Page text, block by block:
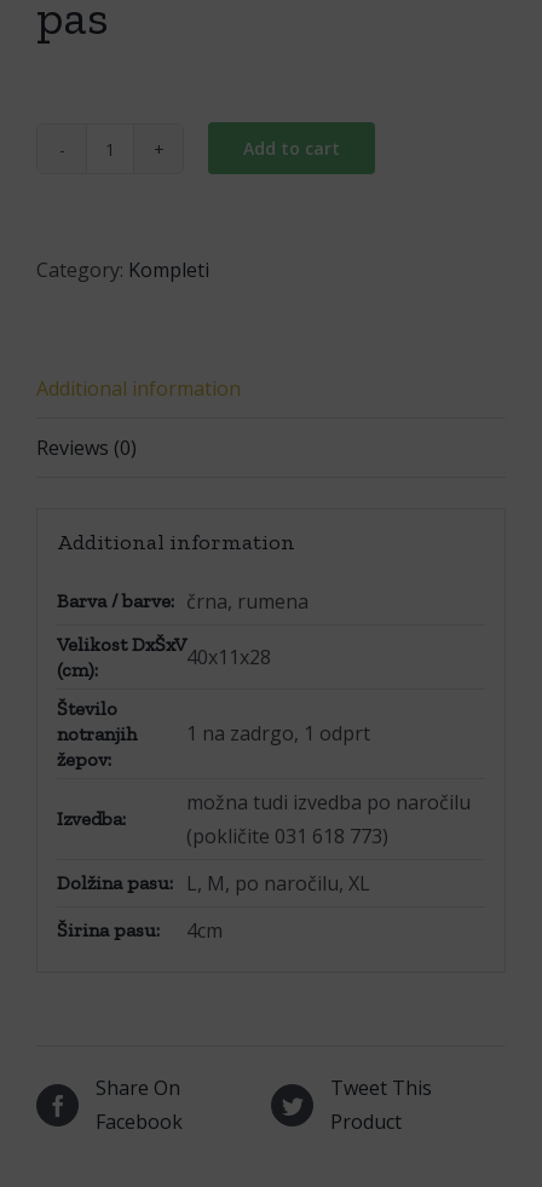
pas
Komplet
pas
Add to cart
Category: Kompleti
Additional information
Reviews (0)
Additional information
Barva / barve: črna, rumena
Velikost DxŠxV
(cm):
40x11x28
Število
notranjih
žepov:
1 na zadrgo, 1 odprt
Izvedba:
možna tudi izvedba po naročilu
(pokličite 031 618 773)
Dolžina pasu: L, M, po naročilu, XL
Širina pasu: 4cm
Share On
Facebook
Tweet This
Product